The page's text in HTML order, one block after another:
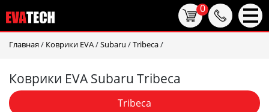
Главная / Коврики EVA/Subaru /Tribeca/
Коврики EVA Subaru Tribeca
Tribeca
0